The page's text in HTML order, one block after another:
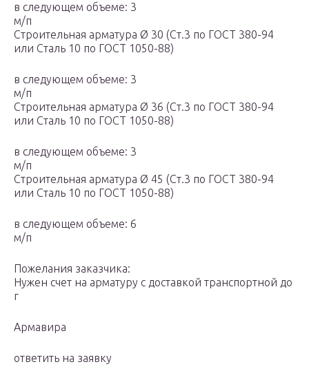
в следующем объеме: 3
м/п
Строительная арматура Ø 30 (Ст.3 по ГОСТ 380-94
или Сталь 10 по ГОСТ 1050-88)
в следующем объеме: 3
м/п
Строительная арматура Ø 36 (Ст.3 по ГОСТ 380-94
или Сталь 10 по ГОСТ 1050-88)
в следующем объеме: 3
м/п
Строительная арматура Ø 45 (Ст.3 по ГОСТ 380-94
или Сталь 10 по ГОСТ 1050-88)
в следующем объеме: 6
м/п
Пожелания заказчика:
Нужен счет на арматуру с доставкой транспортной до
г
Армавира
ответить на заявку